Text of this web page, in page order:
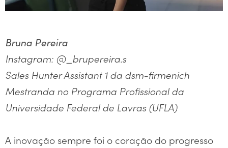
Bruna Pereira
Instagram: @_brupereira.s
Sales Hunter Assistant 1 da dsm-firmenich
Mestranda no Programa Profissional da
Universidade Federal de Lavras (UFLA)
A inovação sempre foi o coração do progresso